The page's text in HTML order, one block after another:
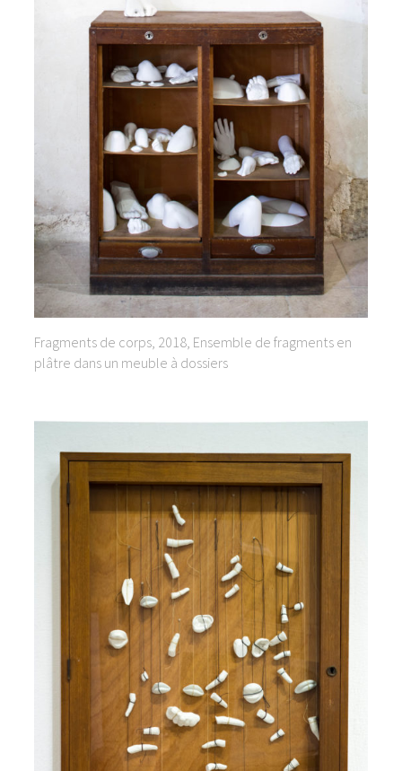
Fragments de corps, 2018, Ensemble de fragments en
plâtre dans un meuble à dossiers